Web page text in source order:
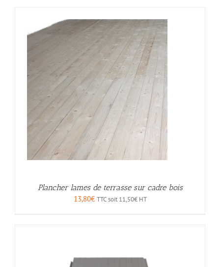
Plancher lames de terrasse sur cadre bois
13,80€ TTC soit 11,50€HT